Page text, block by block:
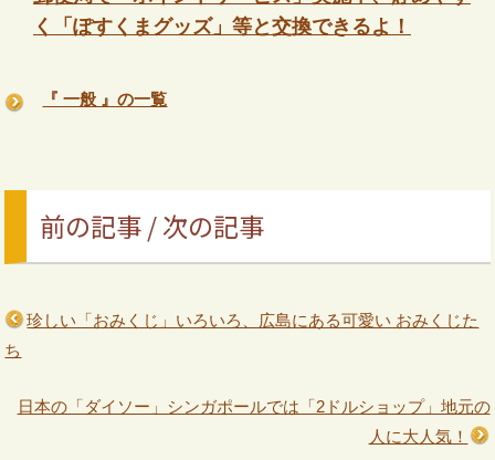
く「ぽすくまグッズ」等と交換できるよ！
『 一般 』の一覧
前の記事 / 次の記事
珍しい「おみくじ」いろいろ、広島にある可愛い おみくじた
ち
日本の「ダイソー」シンガポールでは「2ドルショップ」地元の
人に大人気！